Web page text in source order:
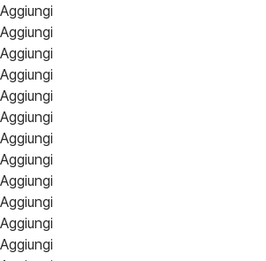
Aggiungi
Aggiungi
Aggiungi
Aggiungi
Aggiungi
Aggiungi
Aggiungi
Aggiungi
Aggiungi
Aggiungi
Aggiungi
Aggiungi